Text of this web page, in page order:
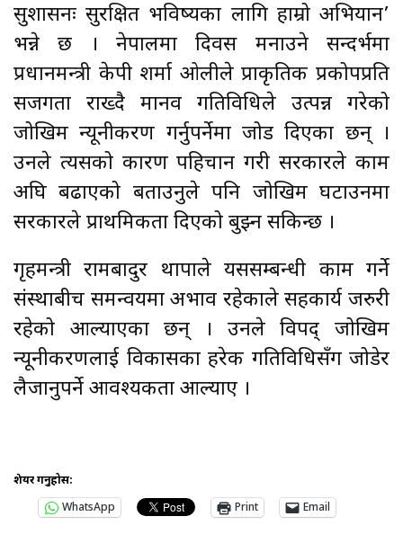
सुशासनः सुरक्षित भविष्यका लागि हाम्रो अभियान’
भन्ने छ । नेपालमा दिवस मनाउने सन्दर्भमा
प्रधानमन्त्री केपी शर्मा ओलीले प्राकृतिक प्रकोपप्रति
सजगता राख्दै मानव गतिविधिले उत्पन्न गरेको
जोखिम न्यूनीकरण गर्नुपर्नेमा जोड दिएका छन् ।
उनले त्यसको कारण पहिचान गरी सरकारले काम
अघि बढाएको बताउनुले पनि जोखिम घटाउनमा
सरकारले प्राथमिकता दिएको बुझ्न सकिन्छ ।
गृहमन्त्री रामबादुर थापाले यससम्बन्धी काम गर्ने
संस्थाबीच समन्वयमा अभाव रहेकाले सहकार्य जरुरी
रहेको औँल्याएका छन् । उनले विपद् जोखिम
न्यूनीकरणलाई विकासका हरेक गतिविधिसँग जोडेर
लैजानुपर्ने आवश्यकता औँल्याए ।
शेयर गर्नुहोस:
WhatsApp
Print Email